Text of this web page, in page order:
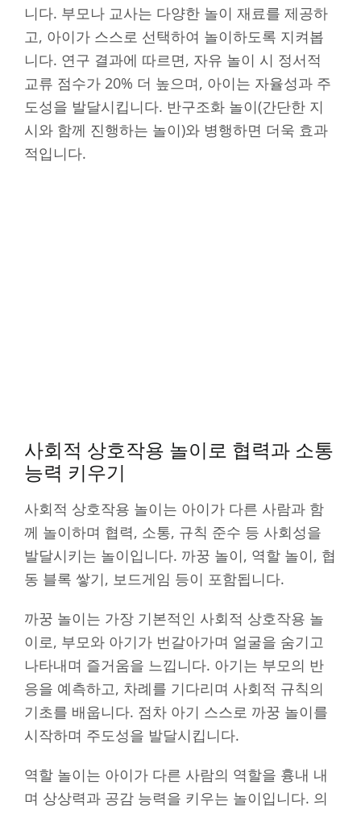
니다. 부모나 교사는 다양한 놀이 재료를 제공하
고, 아이가 스스로 선택하여 놀이하도록 지켜봅
니다. 연구 결과에 따르면, 자유 놀이 시 정서적
교류 점수가 20% 더 높으며, 아이는 자율성과 주
도성을 발달시킵니다. 반구조화 놀이(간단한 지
시와 함께 진행하는 놀이)와 병행하면 더욱 효과
적입니다.
사회적 상호작용 놀이로 협력과 소통
능력 키우기
사회적 상호작용 놀이는 아이가 다른 사람과 함
께 놀이하며 협력, 소통, 규칙 준수 등 사회성을
발달시키는 놀이입니다. 까꿍 놀이, 역할 놀이, 협
동 블록 쌓기, 보드게임 등이 포함됩니다.
까꿍 놀이는 가장 기본적인 사회적 상호작용 놀
이로, 부모와 아기가 번갈아가며 얼굴을 숨기고
나타내며 즐거움을 느낍니다. 아기는 부모의 반
응을 예측하고, 차례를 기다리며 사회적 규칙의
기초를 배웁니다. 점차 아기 스스로 까꿍 놀이를
시작하며 주도성을 발달시킵니다.
역할 놀이는 아이가 다른 사람의 역할을 흉내 내
며 상상력과 공감 능력을 키우는 놀이입니다. 의